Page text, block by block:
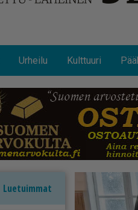
Urheilu Kulttuuri
Luetuimmat